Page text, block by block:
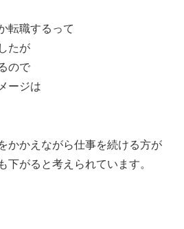
転職するって
たが
ので
ージは
かかえながら仕事を続ける方が
下がると考えられています。